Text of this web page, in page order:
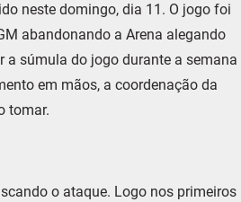
neste domingo, dia 11. O jogo foi
abandonando a Arena alegando
a súmula do jogo durante a semana
em mãos, a coordenação da
tomar.
o ataque. Logo nos primeiros